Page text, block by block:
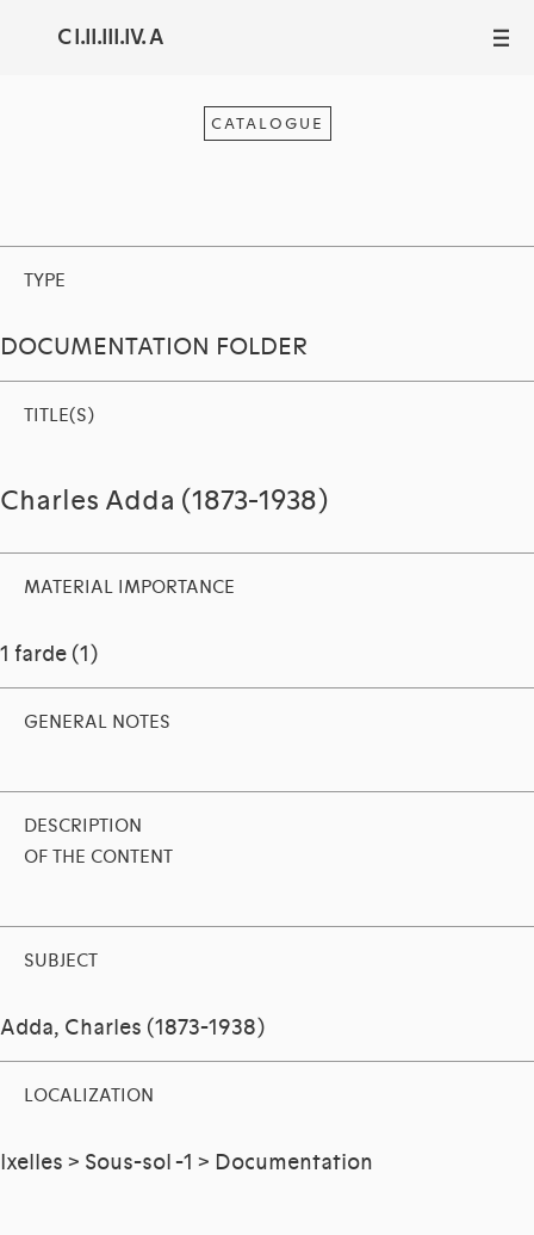
C I.II.III.IV. A III
CATALOGUE
TYPE
DOCUMENTATION FOLDER
TITLE(S)
Charles Adda (1873-1938)
MATERIAL IMPORTANCE
1 farde (1)
GENERAL NOTES
DESCRIPTION
OF THE CONTENT
SUBJECT
Adda, Charles (1873-1938)
LOCALIZATION
Ixelles > Sous-sol -1 > Documentation